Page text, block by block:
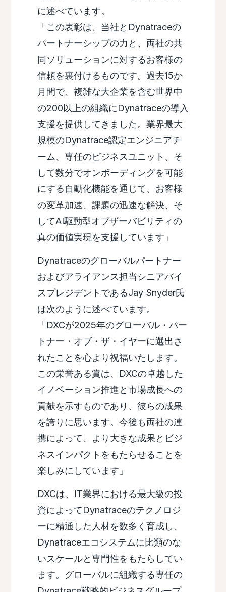
に述べています。
「この表彰は、当社とDynatraceの
パートナーシップの力と、両社の共
同ソリューションに対するお客様の
信頼を裏付けるものです。過去15か
月間で、複雑な大企業を含む世界中
の200以上の組織にDynatraceの導入
支援を提供してきました。業界最大
規模のDynatrace認定エンジニアチ
ーム、専任のビジネスユニット、そ
して数分でオンボーディングを可能
にする自動化機能を通じて、お客様
の変革加速、課題の迅速な解決、そ
してAI駆動型オブザーバビリティの
真の価値実現を支援しています」
Dynatraceのグローバルパートナー
およびアライアンス担当シニアバイ
スプレジデントであるJay Snyder氏
は次のように述べています。
「DXCが2025年のグローバル・パー
トナー・オブ・ザ・イヤーに選出さ
れたことを心より祝福いたします。
この栄誉ある賞は、DXCの卓越した
イノベーション推進と市場成長への
貢献を示すものであり、彼らの成果
を誇りに思います。今後も両社の連
携によって、より大きな成果とビジ
ネスインパクトをもたらせることを
楽しみにしています」
DXCは、IT業界における最大級の投
資によってDynatraceのテクノロジ
ーに精通した人材を数多く育成し、
Dynatraceエコシステムに比類のな
いスケールと専門性をもたらしてい
ます。グローバルに組織する専任の